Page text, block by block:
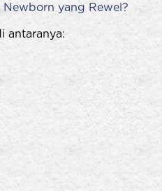
yang Rewel?
antaranya: